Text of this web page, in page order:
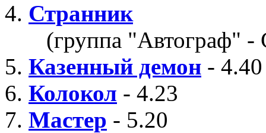
Странник
(группа "Автограф"
Казенный демон - 4.40
Колокол - 4.23
Мастер - 5.20